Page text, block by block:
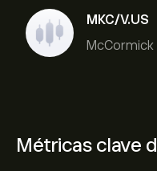
MKC/V.US
McCormick
Métricas clave